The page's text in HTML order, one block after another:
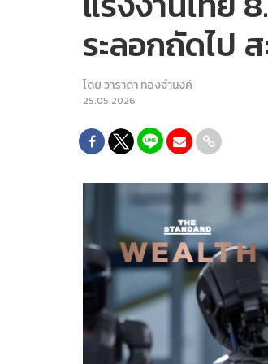
ระลอกถัดไป
โดยวาราดา ทองจำนงค์
25.05.2026